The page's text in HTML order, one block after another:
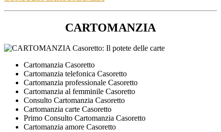
CARTOMANZIA
Cartomanzia Casoretto
Cartomanzia telefonica Casoretto
Cartomanzia professionale Casoretto
Cartomanzia al femminile Casoretto
Consulto Cartomanzia Casoretto
Cartomanzia carte Casoretto
Primo Consulto Cartomanzia Casoretto
Cartomanzia amore Casoretto